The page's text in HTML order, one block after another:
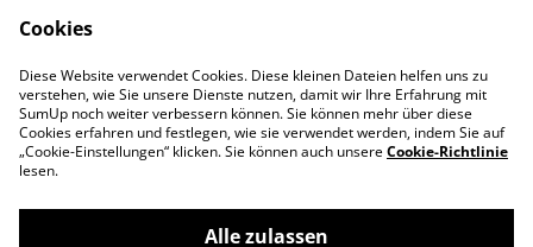
Bestimmungen
Datenschutzbestimm
ungen von SumUp
Cookie-Richtlinie
Cookies
Diese Website verwendet Cookies. Diese kleinen Dateien helfen uns zu
verstehen, wie Sie unsere Dienste nutzen, damit wir Ihre Erfahrung mit
SumUp noch weiter verbessern können. Sie können mehr über diese
Cookies erfahren und festlegen, wie sie verwendet werden, indem Sie auf
„Cookie-Einstellungen“ klicken. Sie können auch unsereCookie-Richtlinie
lesen.
Alle zulassen